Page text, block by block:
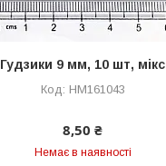
Гудзики 9 мм, 10 шт, мікс
HM161043
8,50 ₴
Немає в наявності